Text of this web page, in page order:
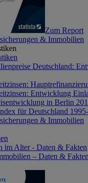
Zum Report
& Immobilien
Deutschland:
Entwicklung
in Berlin
für Deutschland
& Immobilien
im Alter - Daten & Fakten
– Daten & Fakten